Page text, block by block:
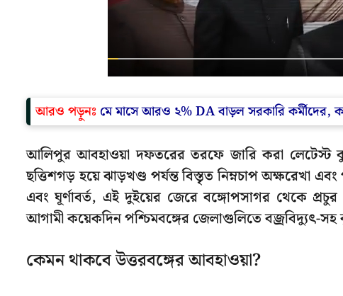
আরও পড়ুনঃ মে মাসে আরও ২% DA বাড়ল সরকারি কর্মীদের,
আলিপুর আবহাওয়া দফতরের তরফে জারি করা লেটেস্ট
ছত্তিশগড় হয়ে ঝাড়খণ্ড পর্যন্ত বিস্তৃত নিম্নচাপ অক্ষরেখা
এবং ঘূর্ণাবর্ত, এই দুইয়ের জেরে বঙ্গোপসাগর থেকে
আগামী কয়েকদিন পশ্চিমবঙ্গের জেলাগুলিতে বজ্রবিদ্যুৎ-সহ
কেমন থাকবে উত্তরবঙ্গের আবহাওয়া?